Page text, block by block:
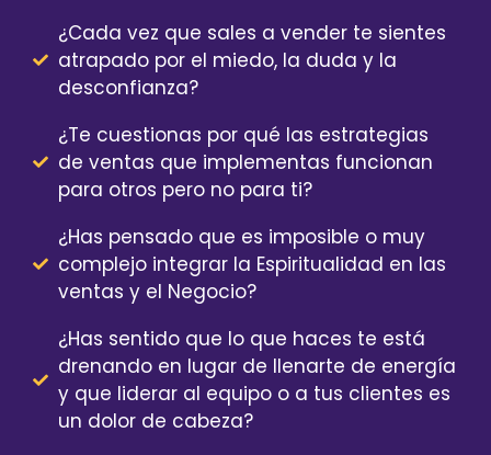
¿Cada vez que sales a vender te sientes
atrapado por el miedo, la duda y la
desconfianza?
¿Te cuestionas por qué las estrategias
de ventas que implementas funcionan
para otros pero no para ti?
¿Has pensado que es imposible o muy
complejo integrar la Espiritualidad en las
ventas y el Negocio?
¿Has sentido que lo que haces te está
drenando en lugar de llenarte de energía
y que liderar al equipo o a tus clientes es
un dolor de cabeza?